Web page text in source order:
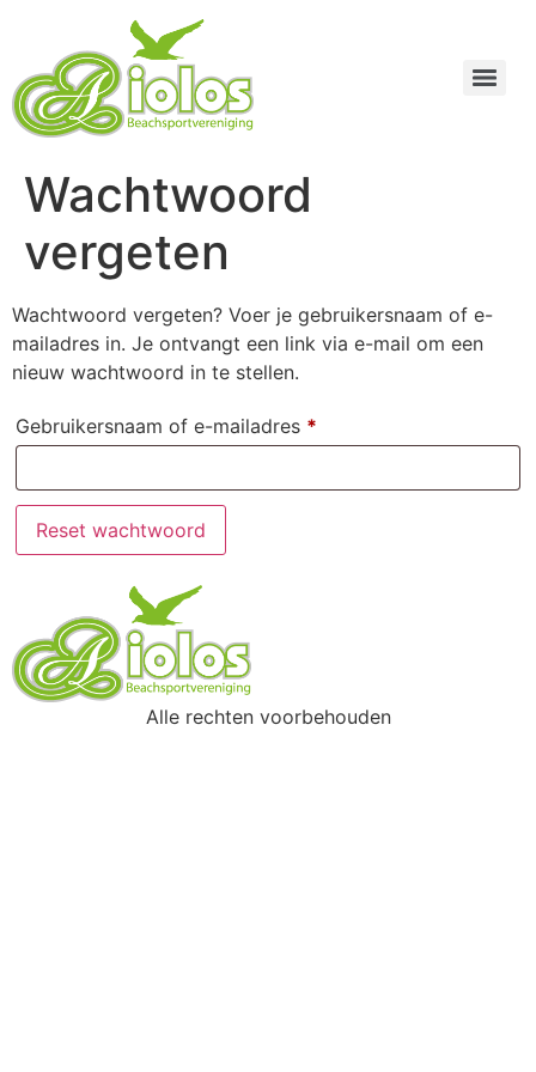
Wachtwoord
vergeten
Wachtwoord vergeten? Voer je gebruikersnaam of e-
mailadres in. Je ontvangt een link via e-mail om een
nieuw wachtwoord in te stellen.
Gebruikersnaam of e-mailadres *
Reset wachtwoord
Alle rechten voorbehouden